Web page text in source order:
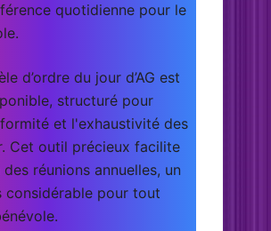
quotidienne pour le
d’ordre du jour d’AG est
structuré pour
et l'exhaustivité des
Cet outil précieux facilite
réunions annuelles, un
considérable pour tout